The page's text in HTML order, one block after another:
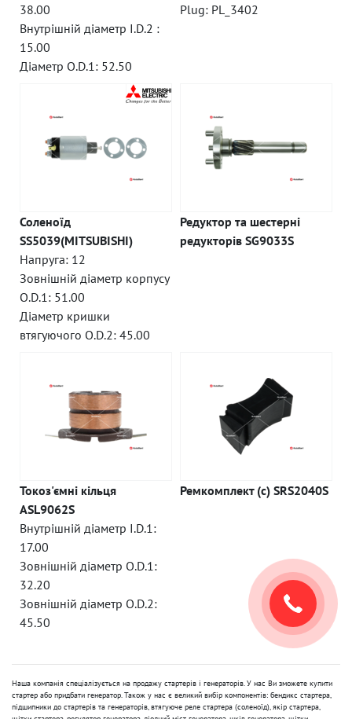
38.00
Внутрішній діаметр I.D.2 :
15.00
Діаметр O.D.1: 52.50
Plug: PL_3402
Соленоїд
SS5039(MITSUBISHI)
Напруга: 12
Зовнішній діаметр корпусу
O.D.1: 51.00
Діаметр кришки
втягуючого O.D.2: 45.00
Редуктор та шестерні
редукторів SG9033S
Токоз'ємні кільця
ASL9062S
Внутрішній діаметр I.D.1:
17.00
Зовнішній діаметр O.D.1:
32.20
Зовнішній діаметр O.D.2:
45.50
Ремкомплект (c) SRS2040S
Наша компанія спеціалізується на продажу стартерів і генераторів. У нас Ви зможете купити
стартер або придбати генератор. Також у нас є великий вибір компонентів: бендикс стартера,
підшипники до стартерів та генераторів, втягуюче реле стартера (соленоїд), якір стартера,